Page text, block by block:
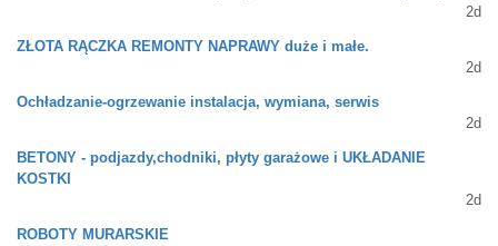
2d
ZŁOTA RĄCZKA REMONTY NAPRAWY duże i małe.
2d
Ochładzanie-ogrzewanie instalacja, wymiana, serwis
2d
BETONY - podjazdy,chodniki, płyty garażowe i UKŁADANIE
KOSTKI
2d
ROBOTY MURARSKIE